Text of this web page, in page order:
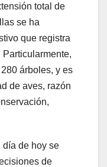
total de
se ha
que registra
árboles, y es
de aves, razón
día de hoy se
de